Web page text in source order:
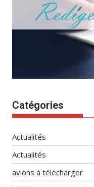
Catégories
Actualités
Actualités
avions à télécharger